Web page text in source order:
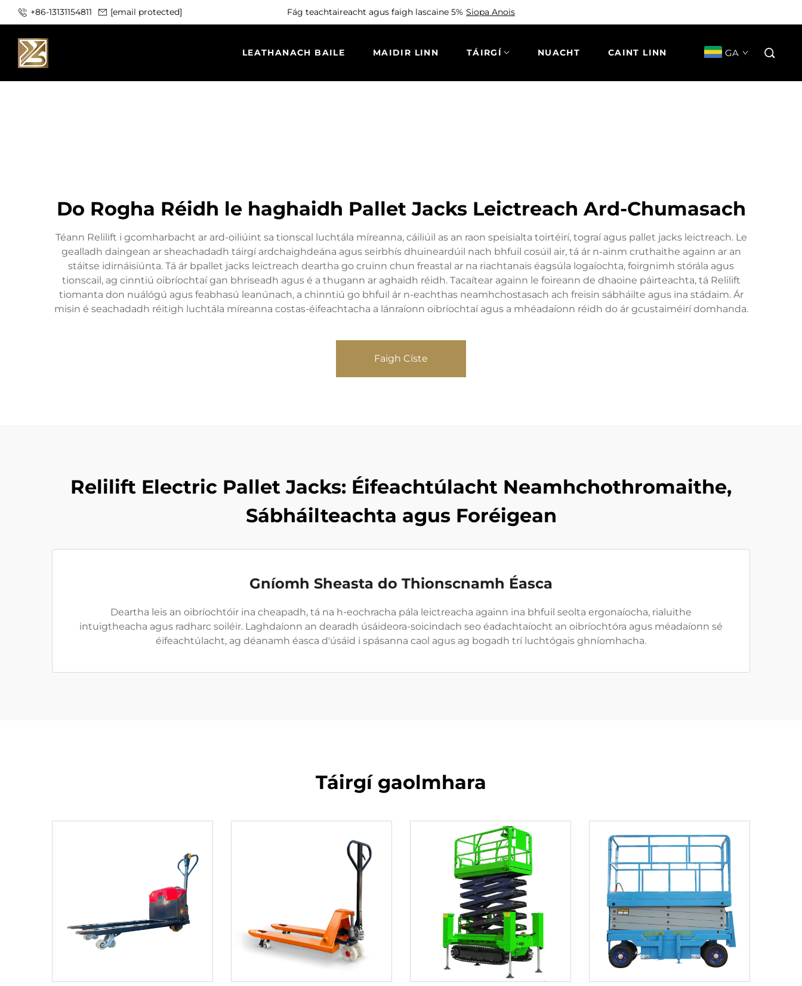
+86-13131154811 [email protected] Fág teachtaireacht agus faigh lascaine 5% Siopa Anois
LEATHANACH BAILE MAIDIR LINN TÁIRGÍ NUACHT CAINT LINN GA
Do Rogha Réidh le haghaidh Pallet Jacks Leictreach Ard-Chumasach
Téann Relilift i gcomharbacht ar ard-oiliúint sa tionscal luchtála míreanna, cáiliúil as an raon speisialta toirtéirí, tograí agus pallet jacks leictreach. Le
gealladh daingean ar sheachadadh táirgí ardchaighdeána agus seirbhís dhuineardúil nach bhfuil cosúil air, tá ár n-ainm cruthaithe againn ar an
stáitse idirnáisiúnta. Tá ár bpallet jacks leictreach deartha go cruinn chun freastal ar na riachtanais éagsúla logaíochta, foirgnimh stórála agus
tionscail, ag cinntiú oibríochtaí gan bhriseadh agus é a thugann ar aghaidh réidh. Tacaítear againn le foireann de dhaoine páirteachta, tá Relilift
tiomanta don nuálógú agus feabhasú leanúnach, a chinntiú go bhfuil ár n-eachthas neamhchostasach ach freisin sábháilte agus ina stádaim. Ár
misin é seachadadh réitigh luchtála míreanna costas-éifeachtacha a lánraíonn oibríochtaí agus a mhéadaíonn réidh do ár gcustaiméirí domhanda.
Faigh Císte
Relilift Electric Pallet Jacks: Éifeachtúlacht Neamhchothromaithe,
Sábháilteachta agus Foréigean
Gníomh Sheasta do Thionscnamh Éasca
Deartha leis an oibríochtóir ina cheapadh, tá na h-eochracha pála leictreacha againn ina bhfuil seolta ergonaíocha, rialuithe
intuigtheacha agus radharc soiléir. Laghdaíonn an dearadh úsáideora-soicindach seo éadachtaíocht an oibríochtóra agus méadaíonn sé
éifeachtúlacht, ag déanamh éasca d'úsáid i spásanna caol agus ag bogadh trí luchtógais ghníomhacha.
Táirgí gaolmhara